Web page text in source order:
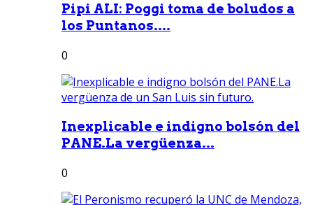
Pipi ALI: Poggi toma de boludos a
los Puntanos....
0
Inexplicable e indigno bolsón del
PANE.La vergüenza...
0